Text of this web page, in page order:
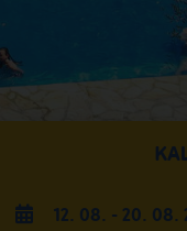
12. 08. - 20. 08.